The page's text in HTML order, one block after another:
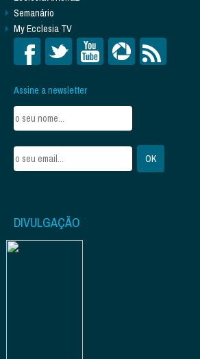
Semanário
My Ecclesia TV
Assine a newsletter
DIVULGAÇÃO